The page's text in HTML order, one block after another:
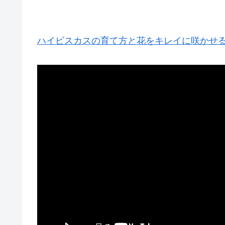
ハイビスカスの育て方と花をキレイに咲かせ